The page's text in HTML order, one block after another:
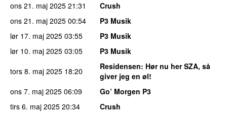
ons 21. maj 2025 21:31
Crush
ons 21. maj 2025 00:54
P3 Musik
lør 17. maj 2025 03:55
P3 Musik
lør 10. maj 2025 03:05
P3 Musik
tors 8. maj 2025 18:20 Residensen: Hør nu her SZA, så
giver jeg en øl!
ons 7. maj 2025 06:09
Go’ Morgen P3
tirs 6. maj 2025 20:34 Crush